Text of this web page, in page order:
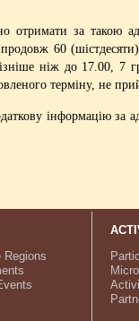
отримати за такою
60
ніж до 17.00, 7
терміну, не
інформацію
Regions